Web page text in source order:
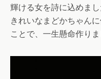
輝ける女を詩に込めま
きれいなまどかちゃん
ことで、一生懸命作りま